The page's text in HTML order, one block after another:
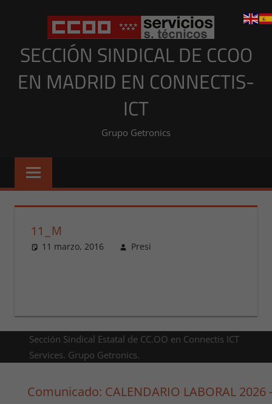
SECCIÓN SINDICAL DE CCOO
EN MADRID EN CONNECTIS-
ICT
Grupo Getronics
11_M
11 marzo, 2016 Presi
Sección Sindical Estatal de CC.OO en Connectis ICT
Services. Grupo Getronics.
Comunicado: CALENDARIO LABORAL 2026